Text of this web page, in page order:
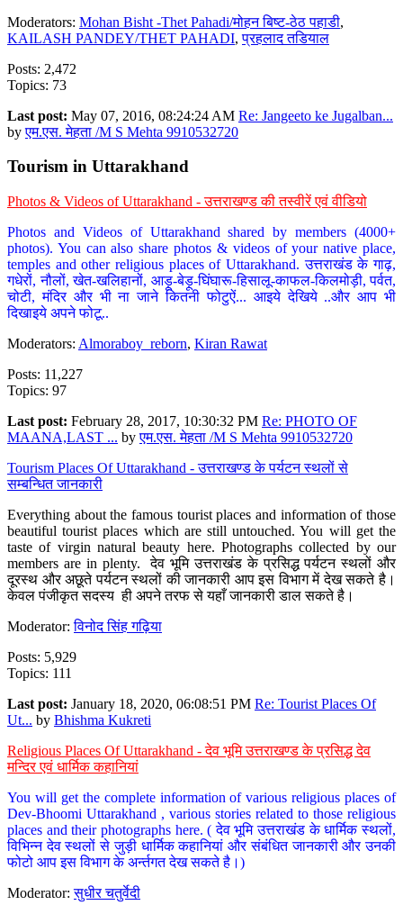
Moderators: Mohan Bisht -Thet Pahadi/मोहन बिष्ट-ठेठ पहाडी,
KAILASH PANDEY/THET PAHADI,प्रहलाद तडियाल
Posts: 2,472
Topics: 73
Last post: May 07, 2016, 08:24:24 AM Re: Jangeeto ke Jugalban...
byएम.एस. मेहता /M S Mehta 9910532720
Tourism in Uttarakhand
Photos & Videos of Uttarakhand - उत्तराखण्ड की तस्वीरें एवं वीडियो
Photos and Videos of Uttarakhand shared by members (4000+
photos). You can also share photos & videos of your native place,
temples and other religious places of Uttarakhand. उत्तराखंड के गाढ़,
गधेरों, नौलों, खेत-खलिहानों, आड़ू-बेड़ू-घिंघारू-हिसालू-काफल-किलमोड़ी, पर्वत,
चोटी, मंदिर और भी ना जाने कितनी फोटुऐं... आइये देखिये ..और आप भी
दिखाइये अपने फोटू..
Moderators: Almoraboy_reborn, Kiran Rawat
Posts: 11,227
Topics: 97
Last post: February 28, 2017, 10:30:32 PM Re: PHOTO OF
MAANA,LAST ... byएम.एस. मेहता /M S Mehta 9910532720
Tourism Places Of Uttarakhand - उत्तराखण्ड के पर्यटन स्थलों से
सम्बन्धित जानकारी
Everything about the famous tourist places and information of those
beautiful tourist places which are still untouched. You will get the
taste of virgin natural beauty here. Photographs collected by our
members are in plenty. देव भूमि उत्तराखंड के प्रसिद्ध पर्यटन स्थलों और
दूरस्थ और अछूते पर्यटन स्थलों की जानकारी आप इस विभाग में देख सकते है।
केवल पंजीकृत सदस्य ही अपने तरफ से यहाँ जानकारी डाल सकते है।
Moderator:विनोद सिंह गढ़िया
Posts: 5,929
Topics: 111
Last post: January 18, 2020, 06:08:51 PM Re: Tourist Places Of
Ut... by Bhishma Kukreti
Religious Places Of Uttarakhand - देव भूमि उत्तराखण्ड के प्रसिद्ध देव
मन्दिर एवं धार्मिक कहानियां
You will get the complete information of various religious places of
Dev-Bhoomi Uttarakhand , various stories related to those religious
places and their photographs here. ( देव भूमि उत्तराखंड के धार्मिक स्थलों,
विभिन्न देव स्थलों से जुड़ी धार्मिक कहानियां और संबंधित जानकारी और उनकी
फोटो आप इस विभाग के अर्न्तगत देख सकते है।)
Moderator:सुधीर चतुर्वेदी